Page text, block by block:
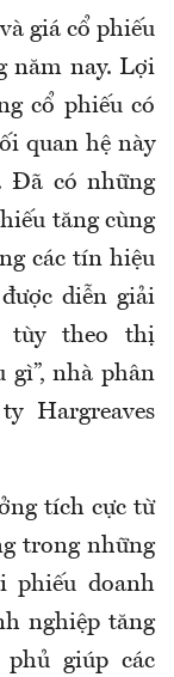
giá cổ phiếu
năm nay. Lợi
cổ phiếu có
quan hệ này
Đã có những
tăng cùng
các tín hiệu
diễn giải
tùy theo thị
nhà phân
Hargreaves
tích cực từ
trong những
phiếu doanh
nghiệp tăng
giúp các